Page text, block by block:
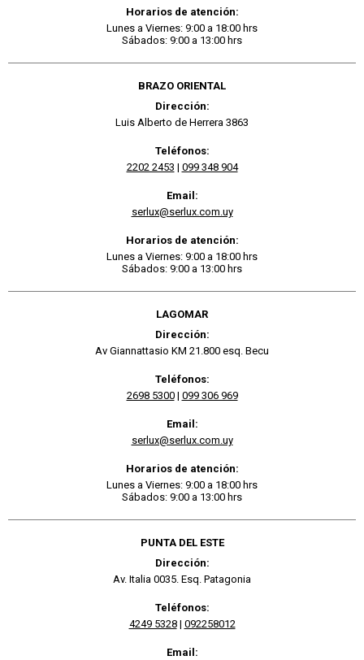
Horarios de atención:
Lunes a Viernes: 9:00 a 18:00 hrs
Sábados: 9:00 a 13:00 hrs
BRAZO ORIENTAL
Dirección:
Luis Alberto de Herrera 3863
Teléfonos:
2202 2453 | 099 348 904
Email:
serlux@serlux.com.uy
Horarios de atención:
Lunes a Viernes: 9:00 a 18:00 hrs
Sábados: 9:00 a 13:00 hrs
LAGOMAR
Dirección:
Av Giannattasio KM 21.800 esq. Becu
Teléfonos:
2698 5300| 099 306 969
Email:
serlux@serlux.com.uy
Horarios de atención:
Lunes a Viernes: 9:00 a 18:00 hrs
Sábados: 9:00 a 13:00 hrs
PUNTA DEL ESTE
Dirección:
Av. Italia 0035. Esq. Patagonia
Teléfonos:
4249 5328| 092258012
Email: